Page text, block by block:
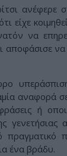
ανέφερε
είχε
να
αποφάσισε
αναφορά
ή
πραγματικό
ένα βράδυ.